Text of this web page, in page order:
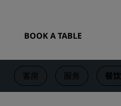
BOOK A TABLE
客房 服务 餐饮